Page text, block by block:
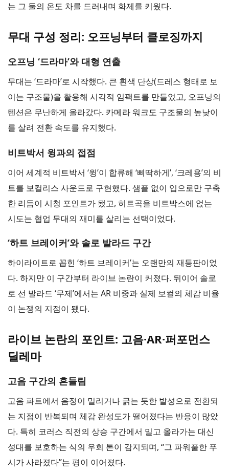
는 그 둘의 온도 차를 드러내며 화제를 키웠다.
무대 구성 정리: 오프닝부터 클로징까지
오프닝 ‘드라마’와 대형 연출
무대는 ‘드라마’로 시작했다. 큰 흰색 단상(드레스 형태로 보
이는 구조물)을 활용해 시각적 임팩트를 만들었고, 오프닝의
텐션은 무난하게 올라갔다. 카메라 워크도 구조물의 높낮이
를 살려 전환 속도를 유지했다.
비트박서 윙과의 접점
이어 세계적 비트박서 ‘윙’이 합류해 ‘삐딱하게’, ‘크레용’의 비
트를 보컬리스 사운드로 구현했다. 샘플 없이 입으로만 구축
한 리듬이 시청 포인트가 됐고, 히트곡을 비트박스에 얹는
시도는 협업 무대의 재미를 살리는 선택이었다.
‘하트 브레이커’와 솔로 발라드 구간
하이라이트로 꼽힌 ‘하트 브레이커’는 오랜만의 재등판이었
다. 하지만 이 구간부터 라이브 논란이 커졌다. 뒤이어 솔로
로 선 발라드 ‘무제’에서는 AR 비중과 실제 보컬의 체감 비율
이 논쟁의 지점이 됐다.
라이브 논란의 포인트: 고음·AR·퍼포먼스
딜레마
고음 구간의 흔들림
고음 파트에서 음정이 밀리거나 긁는 듯한 발성으로 전환되
는 지점이 반복되며 체감 완성도가 떨어졌다는 반응이 많았
다. 특히 코러스 직전의 상승 구간에서 밀고 올라가는 대신
성대를 보호하는 식의 우회 톤이 감지되며, “그 파워풀한 푸
시가 사라졌다”는 평이 이어졌다.